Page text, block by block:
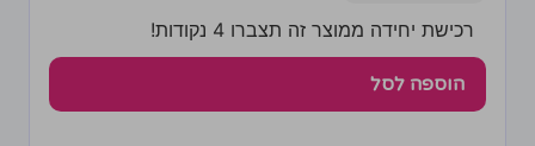
רכישת יחידה ממוצר זה תצברו 4 נקודות!
הוספה לסל